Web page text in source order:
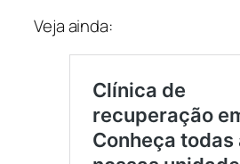
Veja ainda: